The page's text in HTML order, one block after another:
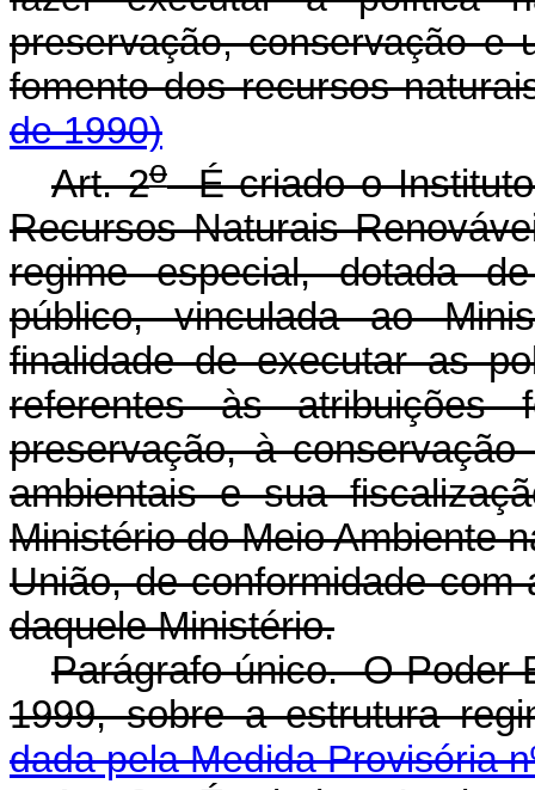
preservação, conservação e
fomento dos recursos
de 1990)
Art. 2oÉ criado o Instituto
Recursos Naturais
regime especial, dotada
público, vinculada ao
finalidade de executar as
referentes às atribuições
preservação, à
ambientais e sua
Ministério do Meio Ambiente
União, de conformidade
daquele Ministério.
Parágrafo único. O Poder
1999, sobre a estrutura
dada pela Medida Provisória